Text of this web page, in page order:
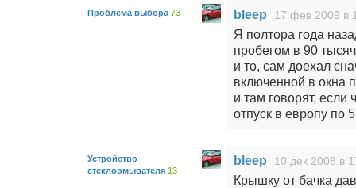
Проблема выбора 73 bleep 17 фев 2009 в
Я полтора года
пробегом в 90
и то, сам доехал
включенной в окна
и там говорят, если
отпуск в европу по
Устройство
стеклоомывателя 13
bleep 10 дек 2008 в
Крышку от бачка